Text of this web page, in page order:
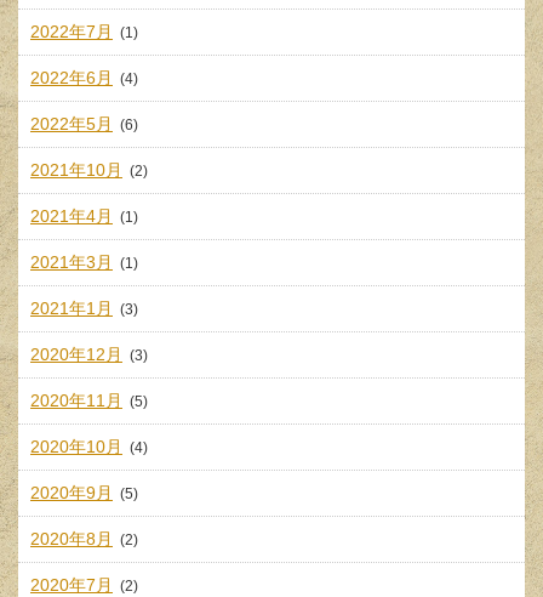
2022年7月 (1)
2022年6月 (4)
2022年5月 (6)
2021年10月 (2)
2021年4月 (1)
2021年3月 (1)
2021年1月 (3)
2020年12月 (3)
2020年11月 (5)
2020年10月 (4)
2020年9月 (5)
2020年8月 (2)
2020年7月 (2)